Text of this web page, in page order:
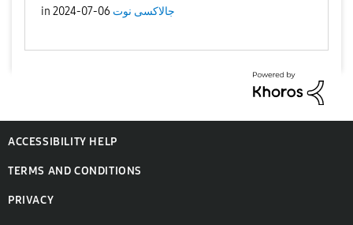
in جالاكسى نوت 06-07-2024
ACCESSIBILITY HELP
TERMS AND CONDITIONS
PRIVACY